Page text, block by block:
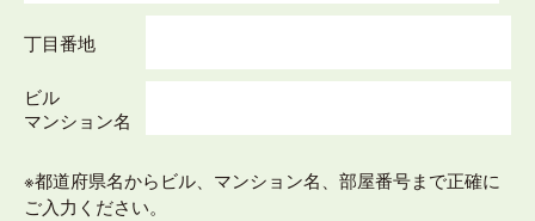
丁目番地
ビル
マンション名
※都道府県名からビル、マンション名、部屋番号まで正確に
ご入力ください。